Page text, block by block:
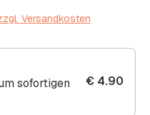
Versandkosten
sofortigen
€ 4.90